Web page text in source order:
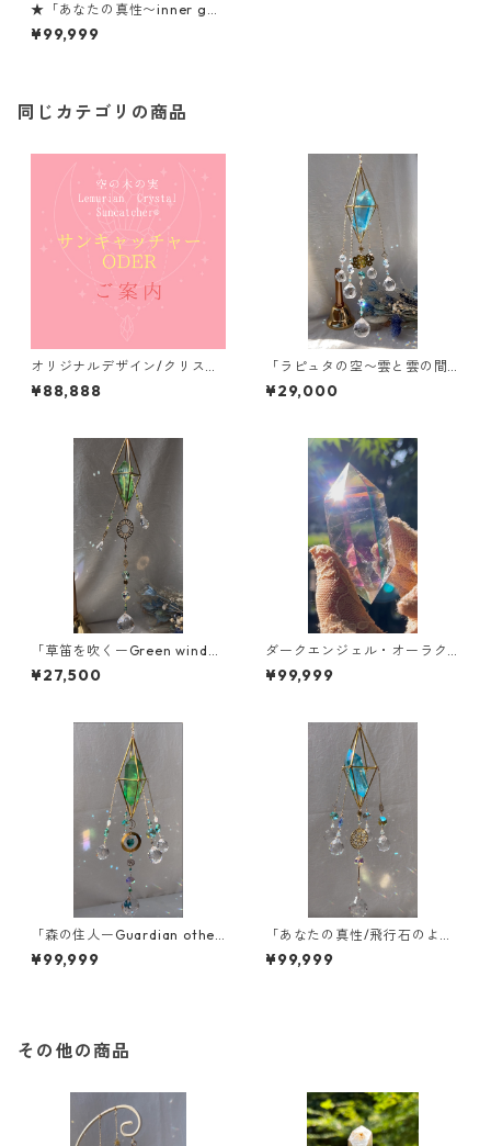
★「あなたの真性〜inner god
dess〜」
¥99,999
同じカテゴリの商品
オリジナルデザイン/クリスタ
ルサンキャッチャー加工/ご案
内
¥88,888
「ラピュタの空〜雲と雲の間
に〜」【空の木の実 Lemuri
anCrystalSuncatcher®︎】新
¥29,000
「草笛を吹くーGreen wind
~」【空の木の実 Lemurian
CrystalSuncatcher®︎】新作
¥27,500
ダークエンジェル・オーラク
ォーツ/ダブルターミネーテッ
ド/ ⭐︎サンキャッチャー対応
¥99,999
「森の住人ーGuardian other
forestー」
¥99,999
「あなたの真性/飛行石のよう
に〜Blue energy〜」
¥99,999
その他の商品